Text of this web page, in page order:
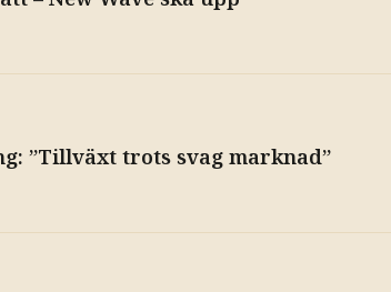
”Tillväxt trots svag marknad”